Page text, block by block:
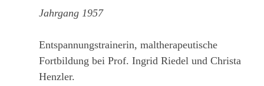
Jahrgang 1957
Entspannungstrainerin, maltherapeutische
Fortbildung bei Prof. Ingrid Riedel und Christa
Henzler.